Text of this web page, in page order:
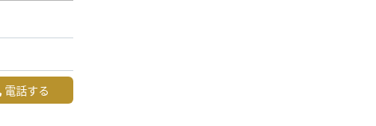
電話する